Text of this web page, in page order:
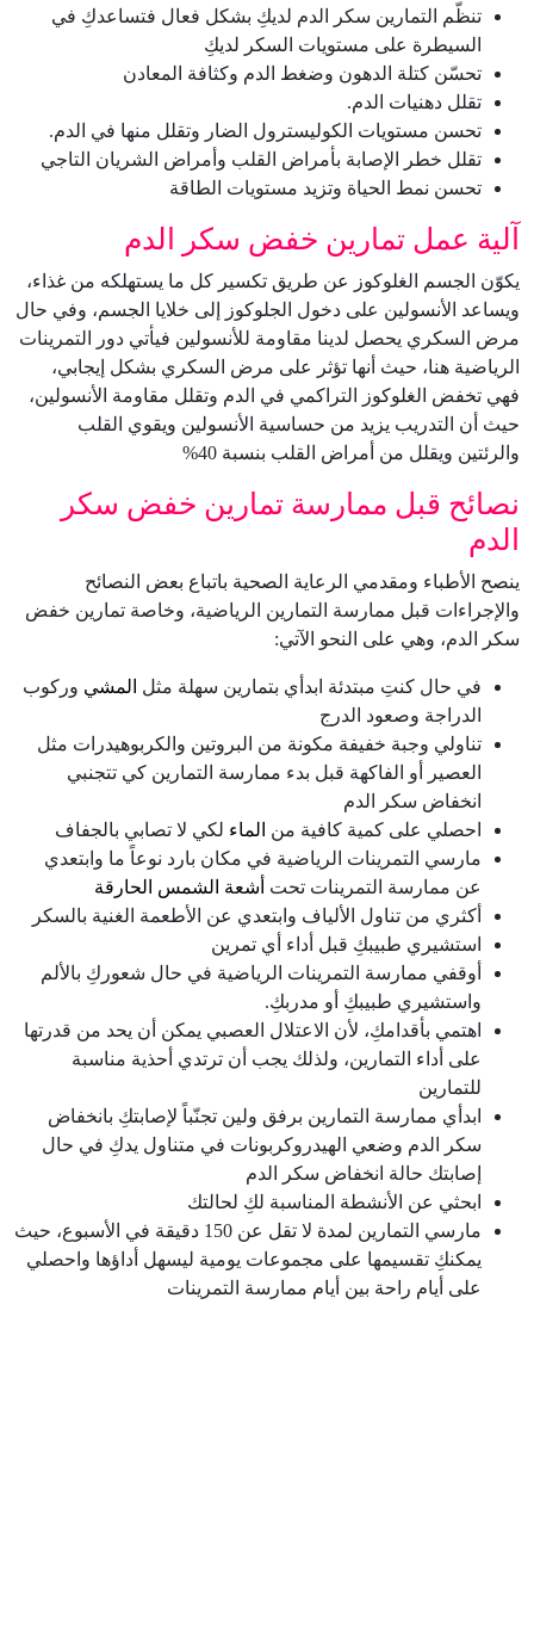
تنظّم التمارين سكر الدم لديكِ بشكل فعال فتساعدكِ في
السيطرة على مستويات السكر لديكِ
تحسّن كتلة الدهون وضغط الدم وكثافة المعادن
تقلل دهنيات الدم.
تحسن مستويات الكوليسترول الضار وتقلل منها في الدم.
تقلل خطر الإصابة بأمراض القلب وأمراض الشريان التاجي
تحسن نمط الحياة وتزيد مستويات الطاقة
آلية عمل تمارين خفض سكر الدم
يكوّن الجسم الغلوكوز عن طريق تكسير كل ما يستهلكه من غذاء،
ويساعد الأنسولين على دخول الجلوكوز إلى خلايا الجسم، وفي حال
مرض السكري يحصل لدينا مقاومة للأنسولين فيأتي دور التمرينات
الرياضية هنا، حيث أنها تؤثر على مرض السكري بشكل إيجابي،
فهي تخفض الغلوكوز التراكمي في الدم وتقلل مقاومة الأنسولين،
حيث أن التدريب يزيد من حساسية الأنسولين ويقوي القلب
والرئتين ويقلل من أمراض القلب بنسبة 40%
نصائح قبل ممارسة تمارين خفض سكر
الدم
ينصح الأطباء ومقدمي الرعاية الصحية باتباع بعض النصائح
والإجراءات قبل ممارسة التمارين الرياضية، وخاصة تمارين خفض
سكر الدم، وهي على النحو الآتي:
في حال كنتِ مبتدئة ابدأي بتمارين سهلة مثل المشي وركوب
الدراجة وصعود الدرج
تناولي وجبة خفيفة مكونة من البروتين والكربوهيدرات مثل
العصير أو الفاكهة قبل بدء ممارسة التمارين كي تتجنبي
انخفاض سكر الدم
احصلي على كمية كافية من الماء لكي لا تصابي بالجفاف
مارسي التمرينات الرياضية في مكان بارد نوعاً ما وابتعدي
عن ممارسة التمرينات تحت أشعة الشمس الحارقة
أكثري من تناول الألياف وابتعدي عن الأطعمة الغنية بالسكر
استشيري طبيبكِ قبل أداء أي تمرين
أوقفي ممارسة التمرينات الرياضية في حال شعوركِ بالألم
واستشيري طبيبكِ أو مدربكِ.
اهتمي بأقدامكِ، لأن الاعتلال العصبي يمكن أن يحد من قدرتها
على أداء التمارين، ولذلك يجب أن ترتدي أحذية مناسبة
للتمارين
ابدأي ممارسة التمارين برفق ولين تجنّباً لإصابتكِ بانخفاض
سكر الدم وضعي الهيدروكربونات في متناول يدكِ في حال
إصابتك حالة انخفاض سكر الدم
ابحثي عن الأنشطة المناسبة لكِ لحالتك
مارسي التمارين لمدة لا تقل عن 150 دقيقة في الأسبوع، حيث
يمكنكِ تقسيمها على مجموعات يومية ليسهل أداؤها واحصلي
على أيام راحة بين أيام ممارسة التمرينات